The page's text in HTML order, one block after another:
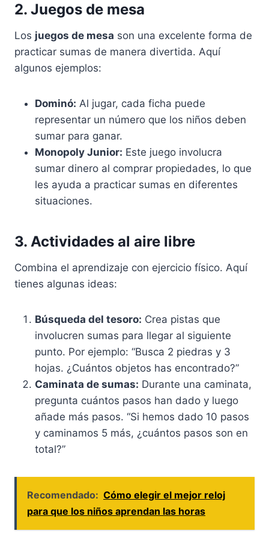
2. Juegos de mesa
Los juegos de mesa son una excelente forma de
practicar sumas de manera divertida. Aquí
algunos ejemplos:
Dominó: Al jugar, cada ficha puede
representar un número que los niños deben
sumar para ganar.
Monopoly Junior: Este juego involucra
sumar dinero al comprar propiedades, lo que
les ayuda a practicar sumas en diferentes
situaciones.
3. Actividades al aire libre
Combina el aprendizaje con ejercicio físico. Aquí
tienes algunas ideas:
Búsqueda del tesoro: Crea pistas que
involucren sumas para llegar al siguiente
punto. Por ejemplo: “Busca 2 piedras y 3
hojas. ¿Cuántos objetos has encontrado?”
Caminata de sumas: Durante una caminata,
pregunta cuántos pasos han dado y luego
añade más pasos. “Si hemos dado 10 pasos
y caminamos 5 más, ¿cuántos pasos son en
total?”
Recomendado: Cómo elegir el mejor reloj
para que los niños aprendan las horas